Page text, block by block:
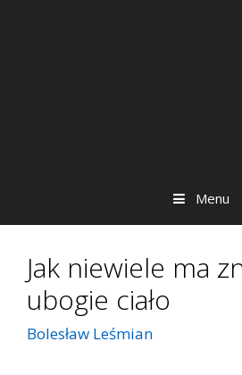
Menu
Jak niewiele ma
ubogie ciało
Bolesław Leśmian